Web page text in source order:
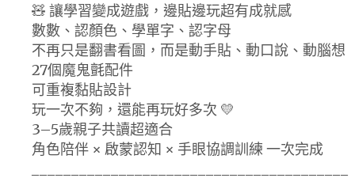
🧸 讓學習變成遊戲，邊貼邊玩超有成就感
數數、認顏色、學單字、認字母
不再只是翻書看圖，而是動手貼、動口說、動腦想
27個魔鬼氈配件
可重複黏貼設計
玩一次不夠，還能再玩好多次 💛
3–5歲親子共讀超適合
角色陪伴 × 啟蒙認知 × 手眼協調訓練 一次完成